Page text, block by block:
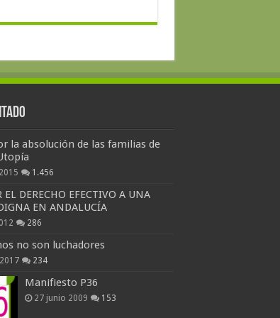
la absolución de las familias de
1.456
EL DERECHO EFECTIVO A UNA
EN ANDALUCÍA
286
no son luchadores
234
Manifiesto P36
27 junio 2009 153